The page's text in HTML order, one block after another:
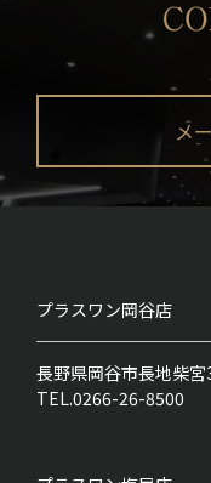
メ
プラスワン岡谷店
長野県岡谷市長地柴
TEL.0266-26-8500